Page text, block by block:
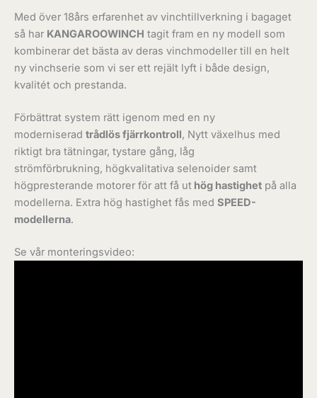
Med över 18års erfarenhet av vinchtillverkning i bagaget
så har KANGAROOWINCH tagit fram en ny modell som
kombinerar det bästa av deras vinchmodeller till en helt
ny vinchserie som vi ser ett rejält lyft i både design,
kvalitét och prestanda.
Förbättrat system rätt igenom med en ny
moderniserad trådlös fjärrkontroll, Nytt växelhus med
riktigt bra tätningar, tystare gång, låg
strömförbrukning, högkvalitativa selenoider samt
högpresterande motorer för att få ut hög hastighet på alla
modellerna. Extra hög hastighet fås med SPEED-
modellerna.
Se vår monteringsvideo: